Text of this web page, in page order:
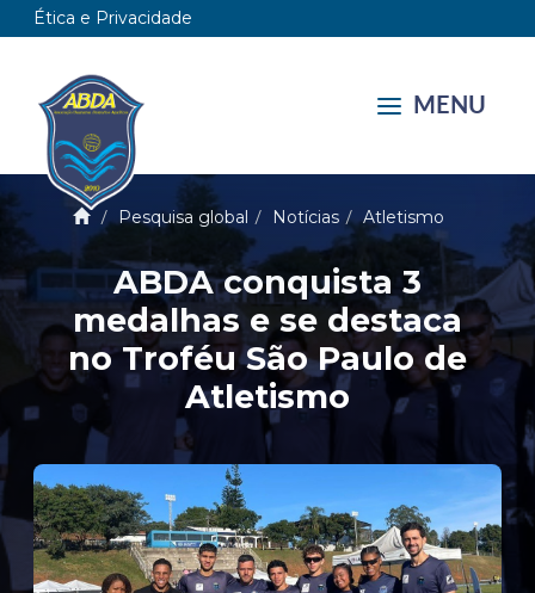
Ética e Privacidade
MENU
Pesquisa global Notícias Atletismo
ABDA conquista 3
medalhas e se destaca
no Troféu São Paulo de
Atletismo